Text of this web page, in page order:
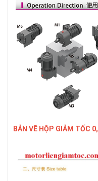
BẢN VẼ HỘP GIẢM TỐC